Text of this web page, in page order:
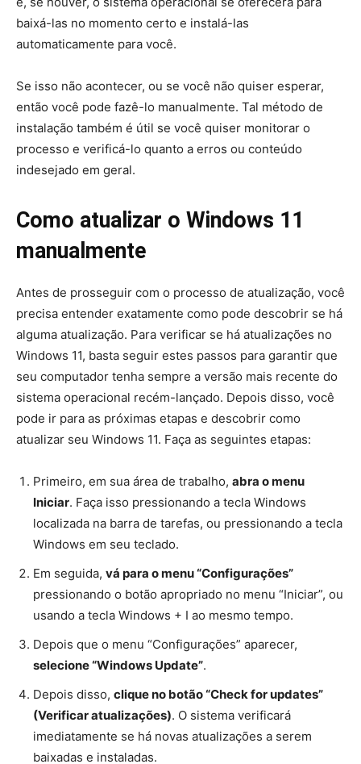
baixá-las no momento certo e instalá-las
automaticamente para você.
Se isso não acontecer, ou se você não quiser esperar,
então você pode fazê-lo manualmente. Tal método de
instalação também é útil se você quiser monitorar o
processo e verificá-lo quanto a erros ou conteúdo
indesejado em geral.
Como atualizar o Windows 11
manualmente
Antes de prosseguir com o processo de atualização, você
precisa entender exatamente como pode descobrir se há
alguma atualização. Para verificar se há atualizações no
Windows 11, basta seguir estes passos para garantir que
seu computador tenha sempre a versão mais recente do
sistema operacional recém-lançado. Depois disso, você
pode ir para as próximas etapas e descobrir como
atualizar seu Windows 11. Faça as seguintes etapas:
Primeiro, em sua área de trabalho, abra o menu
Iniciar. Faça isso pressionando a tecla Windows
localizada na barra de tarefas, ou pressionando a tecla
Windows em seu teclado.
Em seguida, vá para o menu “Configurações”
pressionando o botão apropriado no menu “Iniciar”, ou
usando a tecla Windows + I ao mesmo tempo.
Depois que o menu “Configurações” aparecer,
selecione “Windows Update”.
Depois disso, clique no botão “Check for updates”
(Verificar atualizações). O sistema verificará
imediatamente se há novas atualizações a serem
baixadas e instaladas.